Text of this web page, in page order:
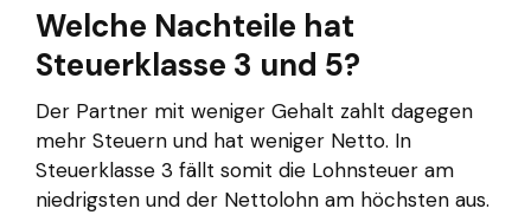
Welche Nachteile hat
Steuerklasse 3 und 5?
Der Partner mit weniger Gehalt zahlt dagegen
mehr Steuern und hat weniger Netto. In
Steuerklasse 3 fällt somit die Lohnsteuer am
niedrigsten und der Nettolohn am höchsten aus.